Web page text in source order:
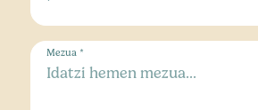
Mezua *